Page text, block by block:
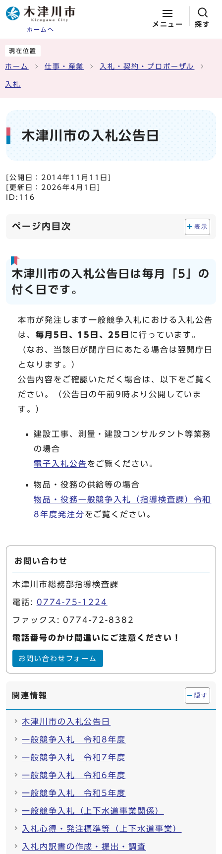
ホームへ
メニュー 探す
現在位置
ホーム 仕事・産業 入札・契約・プロポーザル
入札
木津川市の入札公告日
[公開日： 2014年11月11日
[更新日： 2026年4月1日
ID:116
ページ内目次 表示
木津川市の入札公告日は毎月「5」の
付く日です。
本市が発注します一般競争入札における入札公告
は、 毎月5日、15日、25日 に行っています。
（なお、当該日が閉庁日にあたる場合は翌開庁日
となります。）
公告内容をご確認いただく場合は、以下をご覧く
ださい。（公告日の午前9時より公開していま
す。）
建設工事、測量・建設コンサルタント等業務
の場合
電子入札公告をご覧ください。
物品・役務の供給等の場合
物品・役務一般競争入札（指導検査課）令和
8年度発注分をご覧ください。
お問い合わせ
木津川市総務部指導検査課
電話: 0774-75-1224
ファックス: 0774-72-8382
電話番号のかけ間違いにご注意ください！
お問い合わせフォーム
関連情報 隠す
木津川市の入札公告日
一般競争入札 令和8年度
一般競争入札 令和7年度
一般競争入札 令和6年度
一般競争入札 令和5年度
一般競争入札（上下水道事業関係）
入札心得・発注標準等（上下水道事業）
入札内訳書の作成・提出・調査